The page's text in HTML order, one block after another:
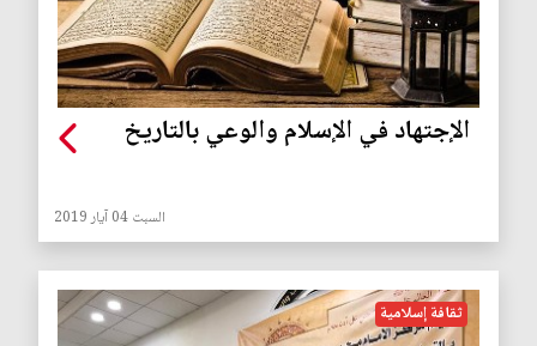
الإجتهاد في الإسلام والوعي بالتاريخ
السبت 04 آيار 2019
ثقافة إسلامية